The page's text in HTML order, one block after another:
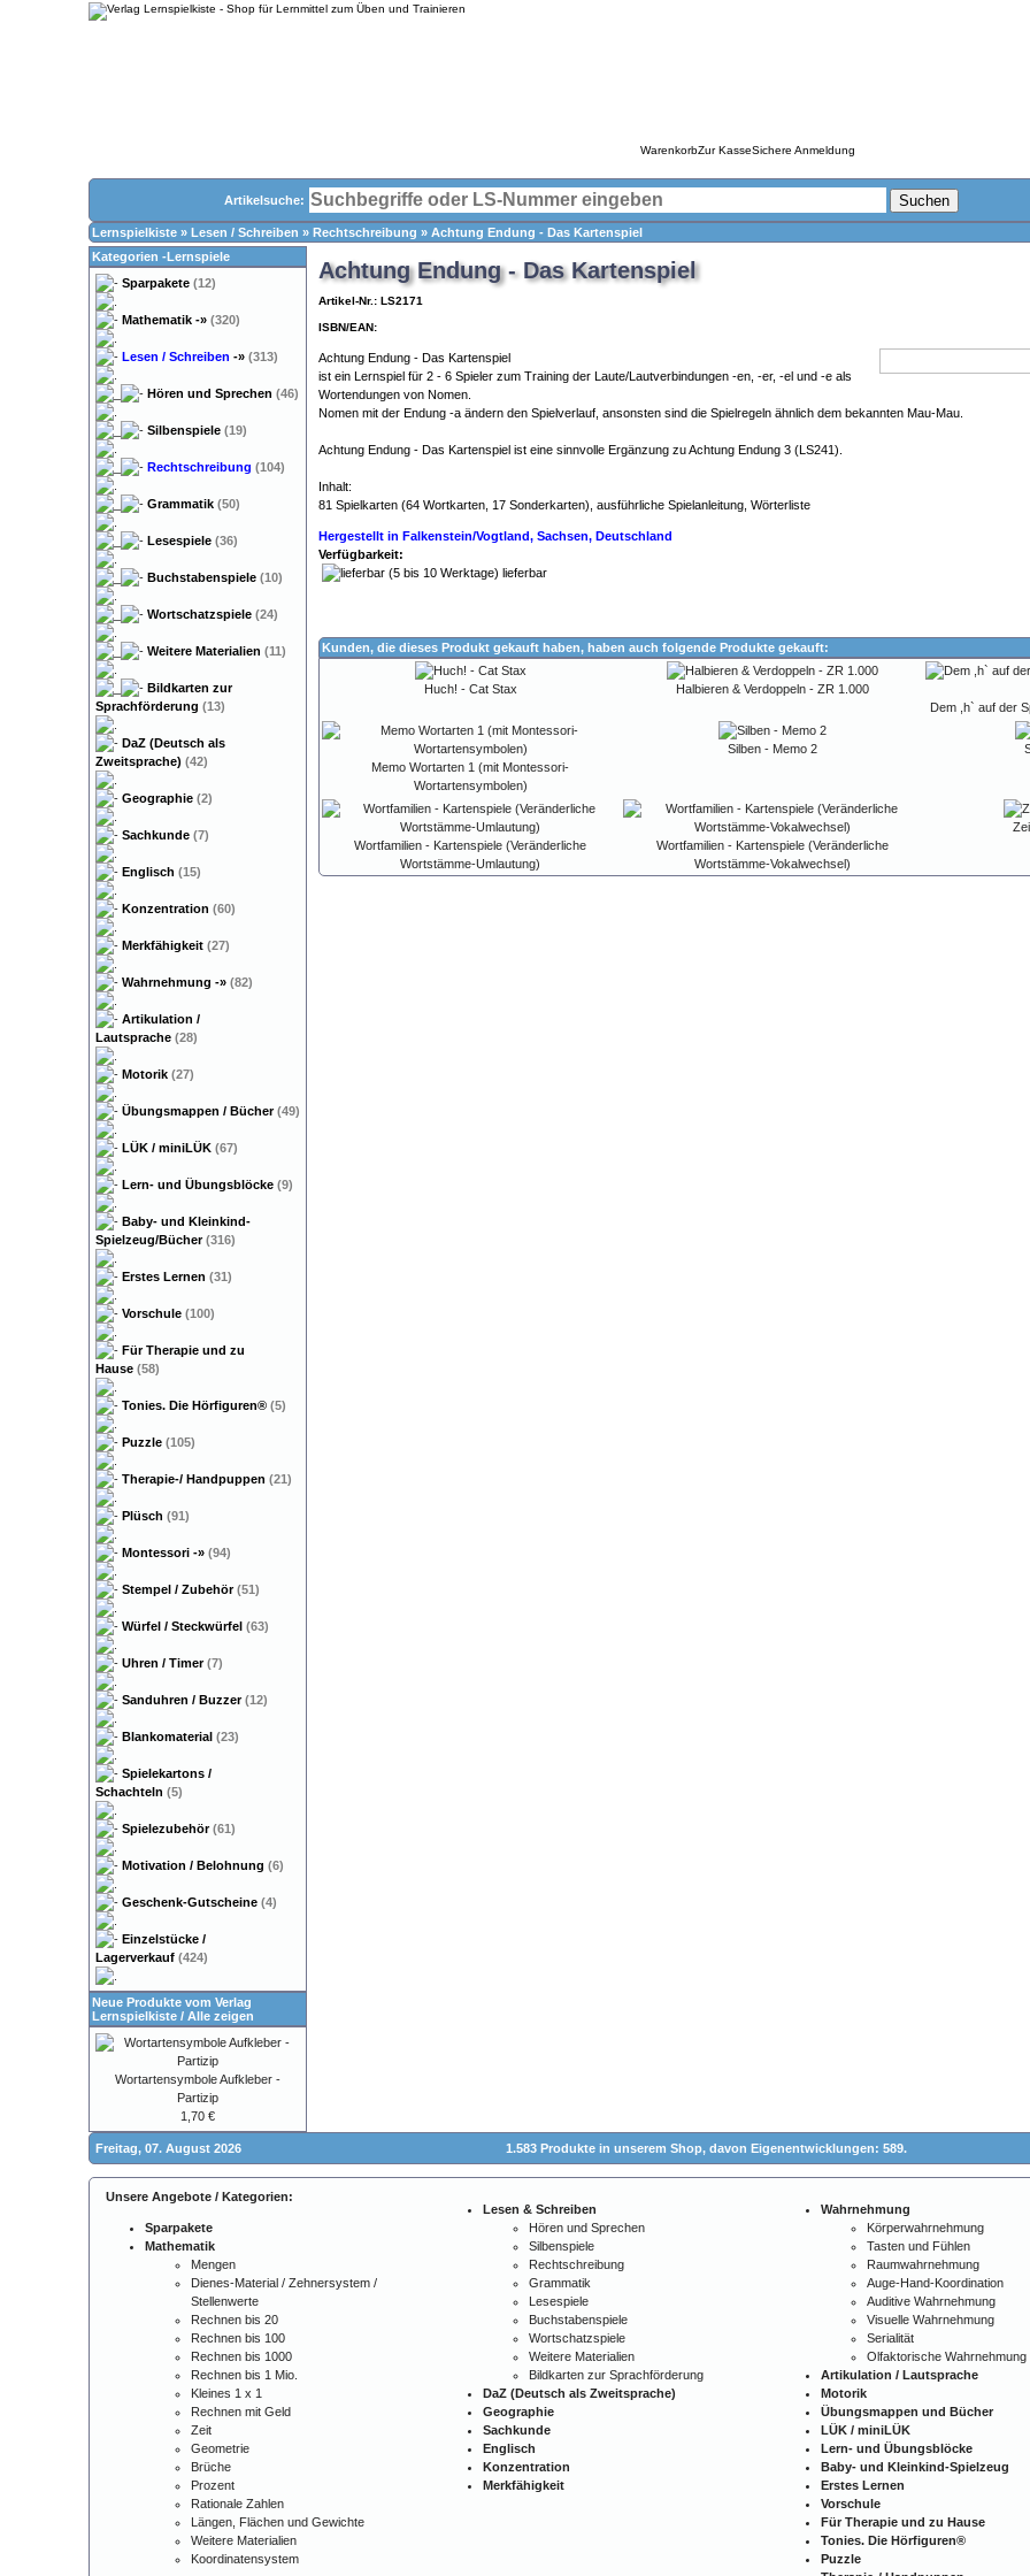
WarenkorbZur KasseSichere Anmeldung
Artikelsuche: Suchen
Lernspielkiste » Lesen / Schreiben » Rechtschreibung » Achtung Endung - Das Kartenspiel
Achtung Endung - Das Kartenspiel
Artikel-Nr.: LS2171
ISBN/EAN:
Achtung Endung - Das Kartenspiel
ist ein Lernspiel für 2 - 6 Spieler zum Training der Laute/Lautverbindungen -en, -er, -el und -e als
Wortendungen von Nomen.
Nomen mit der Endung -a ändern den Spielverlauf, ansonsten sind die Spielregeln ähnlich dem bekannten Mau-Mau.
Achtung Endung - Das Kartenspiel ist eine sinnvolle Ergänzung zu Achtung Endung 3 (LS241).
Inhalt:
81 Spielkarten (64 Wortkarten, 17 Sonderkarten), ausführliche Spielanleitung, Wörterliste
Hergestellt in Falkenstein/Vogtland, Sachsen, Deutschland
Verfügbarkeit:
lieferbar
Kunden, die dieses Produkt gekauft haben, haben auch folgende Produkte gekauft:
Huch! - Cat Stax
Halbieren & Verdoppeln - ZR 1.000
Dem ,h` auf der
Memo Wortarten 1 (mit Montessori-
Wortartensymbolen)
Silben - Memo 2
Wortfamilien - Kartenspiele (Veränderliche
Wortstämme-Umlautung)
Wortfamilien - Kartenspiele (Veränderliche
Wortstämme-Vokalwechsel)
Kategorien -Lernspiele
Sparpakete (12)
Mathematik -» (320)
Lesen / Schreiben -» (313)
Hören und Sprechen (46)
Silbenspiele (19)
Rechtschreibung (104)
Grammatik (50)
Lesespiele (36)
Buchstabenspiele (10)
Wortschatzspiele (24)
Weitere Materialien (11)
Bildkarten zur
Sprachförderung (13)
DaZ (Deutsch als
Zweitsprache) (42)
Geographie (2)
Sachkunde (7)
Englisch (15)
Konzentration (60)
Merkfähigkeit (27)
Wahrnehmung -» (82)
Artikulation /
Lautsprache (28)
Motorik (27)
Übungsmappen / Bücher(49)
LÜK / miniLÜK (67)
Lern- und Übungsblöcke (9)
Baby- und Kleinkind-
Spielzeug/Bücher(316)
Erstes Lernen (31)
Vorschule (100)
Für Therapie und zu
Hause (58)
Tonies. Die Hörfiguren® (5)
Puzzle (105)
Therapie-/ Handpuppen (21)
Plüsch (91)
Montessori -» (94)
Stempel / Zubehör(51)
Würfel / Steckwürfel (63)
Uhren / Timer(7)
Sanduhren / Buzzer(12)
Blankomaterial (23)
Spielekartons /
Schachteln (5)
Spielezubehör(61)
Motivation / Belohnung (6)
Geschenk-Gutscheine (4)
Einzelstücke /
Lagerverkauf (424)
Neue Produkte vom Verlag
Lernspielkiste / Alle zeigen
Wortartensymbole Aufkleber -
Partizip
1,70 €
Freitag, 07. August 2026 1.583 Produkte in unserem Shop, davon Eigenentwicklungen: 589.
Unsere Angebote / Kategorien:
Sparpakete
Mathematik
Mengen
Dienes-Material / Zehnersystem /
Stellenwerte
Rechnen bis 20
Rechnen bis 100
Rechnen bis 1000
Rechnen bis 1 Mio.
Kleines 1 x 1
Rechnen mit Geld
Zeit
Geometrie
Brüche
Prozent
Rationale Zahlen
Längen, Flächen und Gewichte
Weitere Materialien
Koordinatensystem
Lesen & Schreiben
Hören und Sprechen
Silbenspiele
Rechtschreibung
Grammatik
Lesespiele
Buchstabenspiele
Wortschatzspiele
Weitere Materialien
Bildkarten zur Sprachförderung
DaZ (Deutsch als Zweitsprache)
Geographie
Sachkunde
Englisch
Konzentration
Merkfähigkeit
Wahrnehmung
Körperwahrnehmung
Tasten und Fühlen
Raumwahrnehmung
Auge-Hand-Koordination
Auditive Wahrnehmung
Visuelle Wahrnehmung
Serialität
Olfaktorische Wahrnehmung
Artikulation / Lautsprache
Motorik
Übungsmappen und Bücher
LÜK / miniLÜK
Lern- und Übungsblöcke
Baby- und Kleinkind-Spielzeug
Erstes Lernen
Vorschule
Für Therapie und zu Hause
Tonies. Die Hörfiguren®
Puzzle